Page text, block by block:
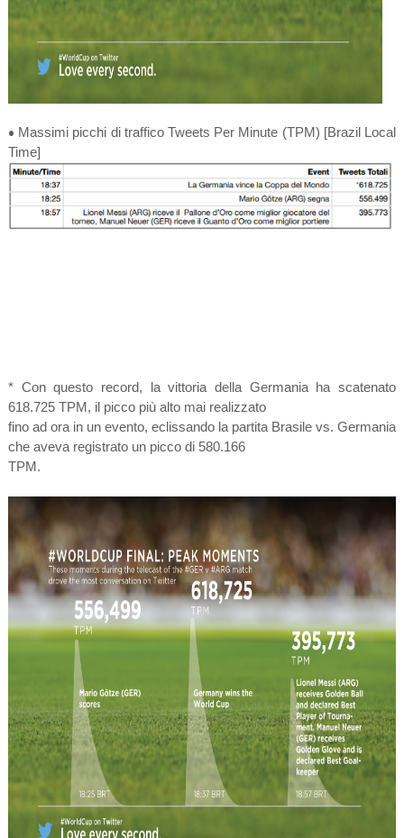
• Massimi picchi di traffico Tweets Per Minute (TPM) [Brazil Local
Time]
* Con questo record, la vittoria della Germania ha scatenato
618.725 TPM, il picco più alto mai realizzato
fino ad ora in un evento, eclissando la partita Brasile vs. Germania
che aveva registrato un picco di 580.166
TPM.